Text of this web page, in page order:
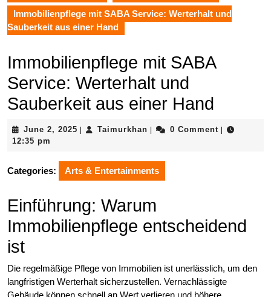
Immobilienpflege mit SABA Service: Werterhalt und
Sauberkeit aus einer Hand
Immobilienpflege mit SABA
Service: Werterhalt und
Sauberkeit aus einer Hand
June 2, 2025 June
| Taimurkhan Taimurkhan
| 0 Comment |
12:35 pm
Categories: Arts & Entertainments
Einführung: Warum
Immobilienpflege entscheidend
ist
Die regelmäßige Pflege von Immobilien ist unerlässlich, um den
langfristigen Werterhalt sicherzustellen. Vernachlässigte
Gebäude können schnell an Wert verlieren und höhere